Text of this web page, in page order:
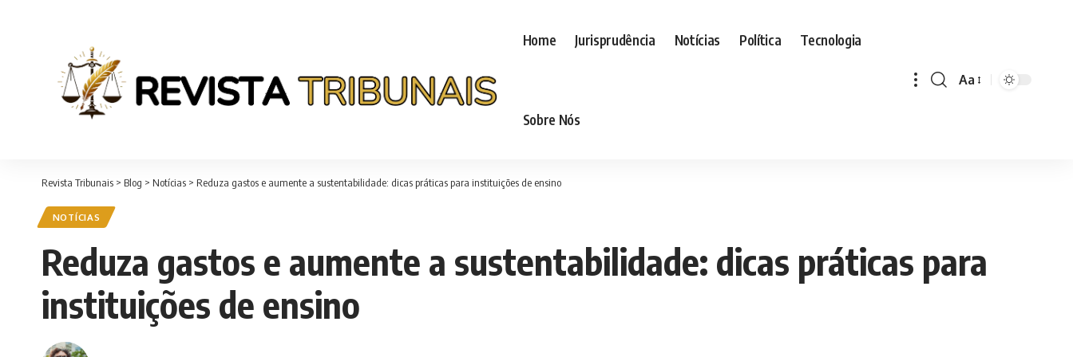
Home Jurisprudência Notícias Política Tecnologia
Sobre Nós
Font
Aa
Revista Tribunais > Blog > Notícias > Reduza gastos e aumente a sustentabilidade: dicas práticas para instituições de ensino
NOTÍCIAS
Reduza gastos e aumente a sustentabilidade: dicas práticas para
instituições de ensino